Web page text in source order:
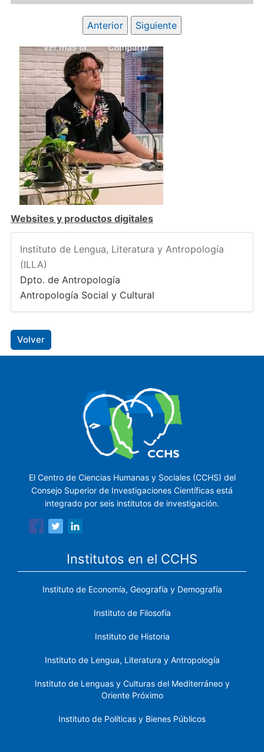
Anterior Siguiente
Websites y productos digitales
Instituto de Lengua, Literatura y Antropología
(ILLA)
Dpto. de Antropología
Antropología Social y Cultural
Volver
El Centro de Ciencias Humanas y Sociales (CCHS) del
Consejo Superior de Investigaciones Científicas está
integrado por seis institutos de investigación.
Institutos en el CCHS
Instituto de Economía, Geografía y Demografía
Instituto de Filosofía
Instituto de Historia
Instituto de Lengua, Literatura y Antropología
Instituto de Lenguas y Culturas del Mediterráneo y
Oriente Próximo
Instituto de Políticas y Bienes Públicos